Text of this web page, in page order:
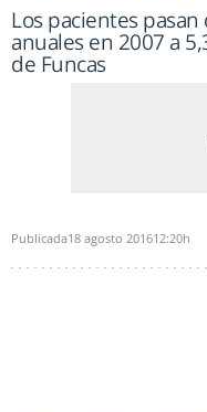
Los pacientes
anuales en 2007 a
de Funcas
Publicada18 agosto 201612:20h